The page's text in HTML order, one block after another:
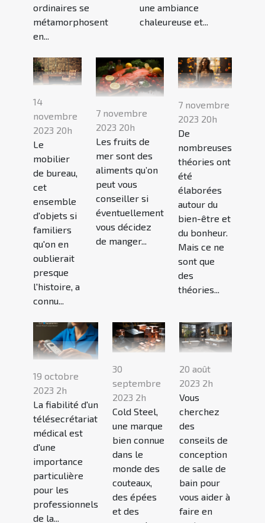
ordinaires se
métamorphosent
en...
une ambiance
chaleureuse et...
14
novembre
2023 20h
Le
mobilier
de bureau,
cet
ensemble
d'objets si
familiers
qu'on en
oublierait
presque
l'histoire, a
connu...
7 novembre
2023 20h
Les fruits de
mer sont des
aliments qu’on
peut vous
conseiller si
éventuellement
vous décidez
de manger...
7 novembre
2023 20h
De
nombreuses
théories ont
été
élaborées
autour du
bien-être et
du bonheur.
Mais ce ne
sont que
des
théories...
19 octobre
2023 2h
La fiabilité d'un
télésecrétariat
médical est
d'une
importance
particulière
pour les
professionnels
de la...
30
septembre
2023 2h
Cold Steel,
une marque
bien connue
dans le
monde des
couteaux,
des épées
et des
20 août
2023 2h
Vous
cherchez
des
conseils de
conception
de salle de
bain pour
vous aider à
faire en